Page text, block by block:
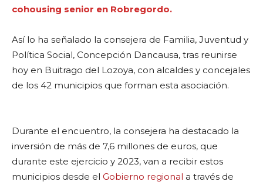
cohousing senior en Robregordo.
Así lo ha señalado la consejera de Familia, Juventud y
Política Social, Concepción Dancausa, tras reunirse
hoy en Buitrago del Lozoya, con alcaldes y concejales
de los 42 municipios que forman esta asociación.
Durante el encuentro, la consejera ha destacado la
inversión de más de 7,6 millones de euros, que
durante este ejercicio y 2023, van a recibir estos
municipios desde el Gobierno regional a través de